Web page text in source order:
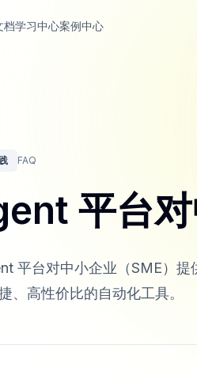
档学习中心案例中心
FAQ
平台
平台对中小企业（SME）
、高性价比的自动化工具。